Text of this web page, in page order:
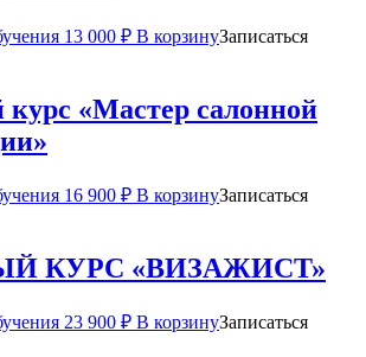
13 000 ₽ В корзинуЗаписаться
курс «Мастер салонной
16 900 ₽ В корзинуЗаписаться
КУРС «ВИЗАЖИСТ»
23 900 ₽ В корзинуЗаписаться